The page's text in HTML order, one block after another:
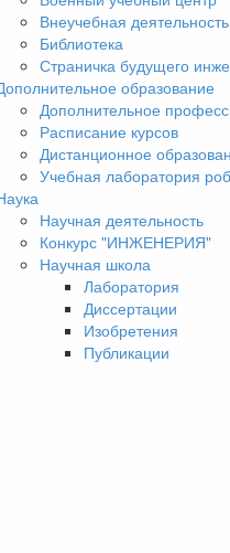
Внеучебная деятельность
Библиотека
Страничка будущего
образование
Дополнительное
Расписание курсов
Дистанционное
Учебная лаборатория
Научная деятельность
Конкурс "ИНЖЕНЕРИЯ"
Научная школа
Лаборатория
Диссертации
Изобретения
Публикации